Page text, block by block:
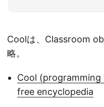
Coolは、Classroom
略。
Cool (programming
free encyclopedia